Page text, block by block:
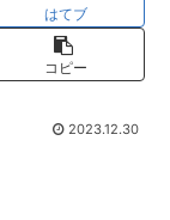
はてブ
コピー
2023.12.30